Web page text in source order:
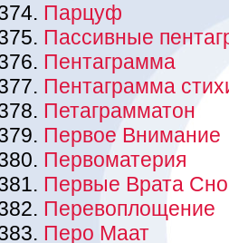
Парцуф
Пассивные
Пентаграмма
Пентаграмма
Петаграмматон
Первое Внимание
Первоматерия
Первые Врата
Перевоплощение
Перо Маат